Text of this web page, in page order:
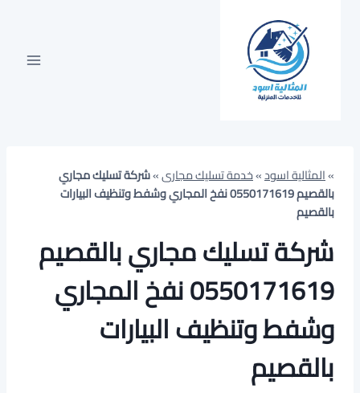
»المثالية اسود»خدمة تسليك مجارى»شركة تسليك مجاري
بالقصيم 0550171619 نفخ المجاري وشفط وتنظيف البيارات
بالقصيم
شركة تسليك مجاري بالقصيم
0550171619 نفخ المجاري
وشفط وتنظيف البيارات
بالقصيم